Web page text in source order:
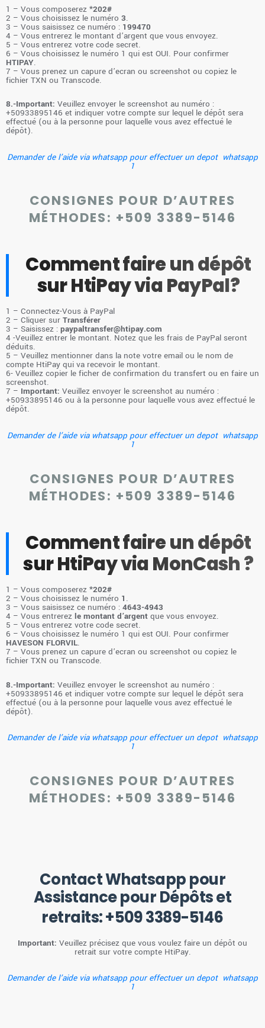
1 – Vous composerez *202#
2 – Vous choisissez le numéro 3.
3 – Vous saisissez ce numéro : 199470
4 – Vous entrerez le montant d’argent que vous envoyez.
5 – Vous entrerez votre code secret.
6 – Vous choisissez le numéro 1 qui est OUI. Pour confirmer
HTIPAY.
7 – Vous prenez un capure d’ecran ou screenshot ou copiez le
fichier TXN ou Transcode.
8.-Important: Veuillez envoyer le screenshot au numéro :
‪+50933895146‬ et indiquer votre compte sur lequel le dépôt sera
effectué (ou à la personne pour laquelle vous avez effectué le
dépôt).
Demander de l’aide via whatsapp pour effectuer un depot whatsapp
1
CONSIGNES POUR D’AUTRES
MÉTHODES: +509 3389-5146
Comment faire un dépôt
sur HtiPay via PayPal?
1 – Connectez-Vous à PayPal
2 – Cliquer sur Transférer
3 – Saisissez : paypaltransfer@htipay.com
4 -Veuillez entrer le montant. Notez que les frais de PayPal seront
déduits.
5 – Veuillez mentionner dans la note votre email ou le nom de
compte HtiPay qui va recevoir le montant.
6- Veuillez copier le ficher de confirmation du transfert ou en faire un
screenshot.
7 – Important: Veuillez envoyer le screenshot au numéro :
‪+50933895146‬ ou à la personne pour laquelle vous avez effectué le
dépôt.
Demander de l’aide via whatsapp pour effectuer un depot whatsapp
1
CONSIGNES POUR D’AUTRES
MÉTHODES: +509 3389-5146
Comment faire un dépôt
sur HtiPay via MonCash ?
1 – Vous composerez *202#
2 – Vous choisissez le numéro 1 .
3 – Vous saisissez ce numéro : 4643-4943
4 – Vous entrerez le montant d’argent que vous envoyez.
5 – Vous entrerez votre code secret.
6 – Vous choisissez le numéro 1 qui est OUI. Pour confirmer
HAVESON FLORVIL.
7 – Vous prenez un capure d’ecran ou screenshot ou copiez le
fichier TXN ou Transcode.
8.-Important: Veuillez envoyer le screenshot au numéro :
‪+50933895146‬ et indiquer votre compte sur lequel le dépôt sera
effectué (ou à la personne pour laquelle vous avez effectué le
dépôt).
Demander de l’aide via whatsapp pour effectuer un depot whatsapp
1
CONSIGNES POUR D’AUTRES
MÉTHODES: +509 3389-5146
Contact Whatsapp pour
Assistance pour Dépôts et
retraits:+509 3389-5146
Important: Veuillez précisez que vous voulez faire un dépôt ou
retrait sur votre compte HtiPay.
Demander de l’aide via whatsapp pour effectuer un depot whatsapp
1